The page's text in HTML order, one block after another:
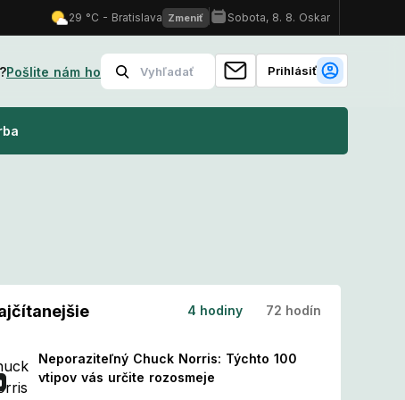
Nový kalendár sviatkov: Tieto dni sa menia na pracovné! Čo to
Pošlite nám ho Prihlásiť
4 hodiny 72 hodín
Neporaziteľný Chuck Norris: Týchto 100
vtipov vás určite rozosmeje